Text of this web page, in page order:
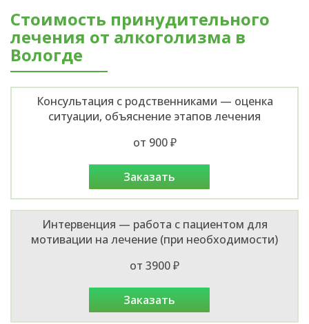
Стоимость принудительного
лечения от алкоголизма в
Вологде
Консультация с родственниками — оценка
ситуации, объяснение этапов лечения
от 900 ₽
заказать
Интервенция — работа с пациентом для
мотивации на лечение (при необходимости)
от 3900 ₽
заказать